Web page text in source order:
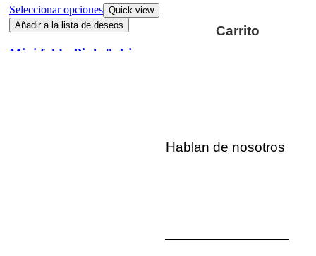
Seleccionar opciones Quick view
Añadir a la lista de deseos
Mini falda Pink & Lima
Carrito
Hablan de nosotros